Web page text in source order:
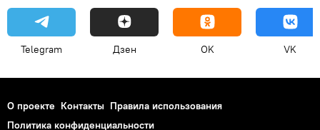
Telegram Дзен OK VK
О проекте Контакты Правила использования
Политика конфиденциальности